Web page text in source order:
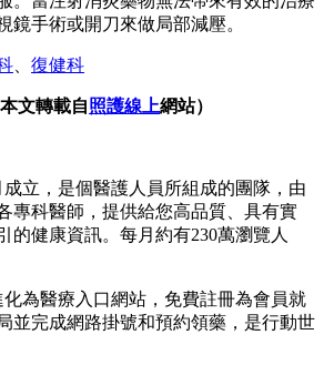
鏡手術或開刀來做局部減壓。
、 復健科
文轉載自照護線上網站）
成立，是個醫護人員所組成的團隊，由
專科醫師，提供給您高品質、具有實
的健康資訊。每月約有230萬瀏覽人
化為醫療入口網站，免費註冊為會員就
並完成網路掛號和預約領藥，是行動世